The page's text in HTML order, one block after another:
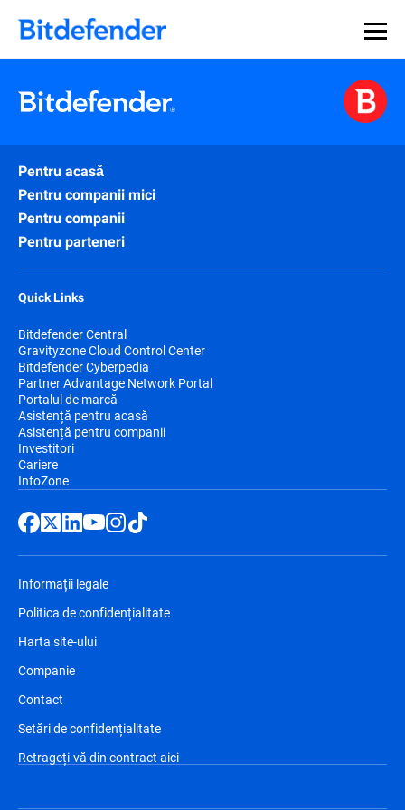
Pentru acasă
Pentru companii mici
Pentru companii
Pentru parteneri
Quick Links
Bitdefender Central
Gravityzone Cloud Control Center
Bitdefender Cyberpedia
Partner Advantage Network Portal
Portalul de marcă
Asistență pentru acasă
Asistență pentru companii
Investitori
Cariere
InfoZone
Informații legale
Politica de confidențialitate
Harta site-ului
Companie
Contact
Setări de confidențialitate
Retrageți-vă din contract aici